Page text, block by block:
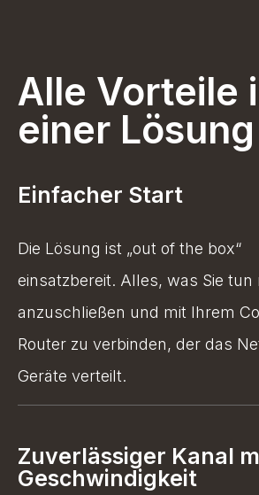
Alle Vorteile
einer Lösung
Einfacher Start
Die Lösung ist „out of the box“
einsatzbereit. Alles, was Sie tun
anzuschließen und mit Ihrem
Router zu verbinden, der das
Geräte verteilt.
Zuverlässiger Kanal
Geschwindigkeit